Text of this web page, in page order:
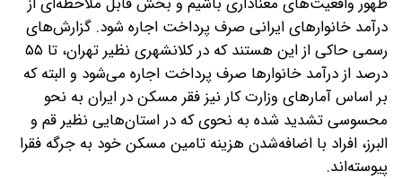
درآمد خانوار‌های ایرانی صرف پرداخت اجاره شود. گزارش‌های
رسمی حاکی از این هستند که در کلانشهری نظیر تهران، تا ۵۵
درصد از درآمد خانوار‌ها صرف پرداخت اجاره می‌شود و البته که
بر اساس آمار‌های وزارت کار نیز فقر مسکن در ایران به نحو
محسوسی تشدید شده به نحوی که در استان‌هایی نظیر قم و
البرز، افراد با اضافه‌شدن هزینه تامین مسکن خود به جرگه فقرا
پیوسته‌اند.